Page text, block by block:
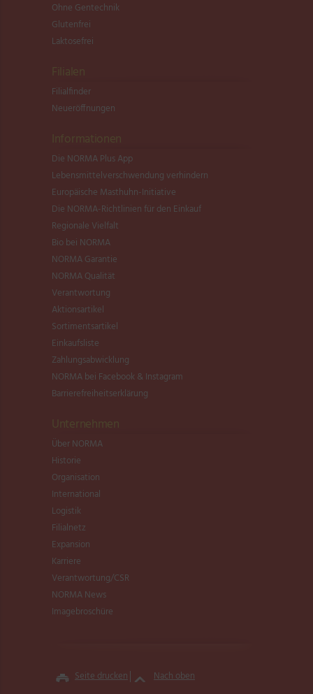
Ohne Gentechnik
Glutenfrei
Laktosefrei
Filialen
Filialfinder
Neueröffnungen
Informationen
Die NORMA Plus App
Lebensmittel­verschwendung verhindern
Europäische Masthuhn-Initiative
Die NORMA-Richtlinien für den Einkauf
Regionale Vielfalt
Bio bei NORMA
NORMA Garantie
NORMA Qualität
Verantwortung
Aktionsartikel
Sortimentsartikel
Einkaufsliste
Zahlungsabwicklung
NORMA bei Facebook & Instagram
Barrierefreiheitserklärung
Unternehmen
Über NORMA
Historie
Organisation
International
Logistik
Filialnetz
Expansion
Karriere
Verantwortung/CSR
NORMA News
Imagebroschüre
Seite drucken
Nach oben